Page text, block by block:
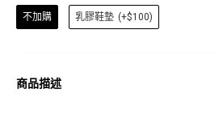
不加購 乳膠鞋墊 (+$100)
商品描述